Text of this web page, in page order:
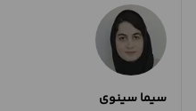
سیما سینوی